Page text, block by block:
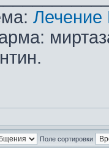
Поле сортировки